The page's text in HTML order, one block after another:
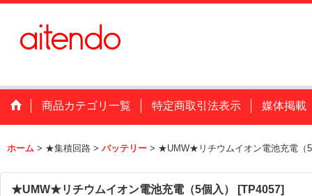
商品カテゴリ一覧 特定商取引法表示 媒体掲載
ホーム > ★集積回路 > バッテリー > ★UMW★リチウムイオン電池充電（
★UMW★リチウムイオン電池充電（5個入） [TP4057]